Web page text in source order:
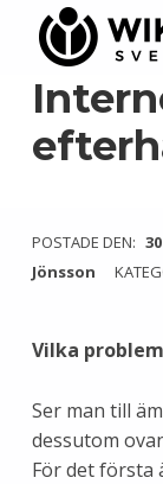
POSTADE DEN:
Jönsson
Vilka
Ser man till
dessutom
För det första